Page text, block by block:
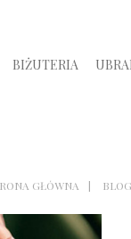
BIŻUTERIA
GŁÓWNA BLOG